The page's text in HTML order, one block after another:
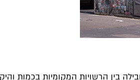
בין הרשויות המקומיות בכמות